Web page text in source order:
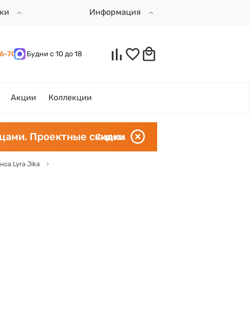
Информация
70 Будни с 10 до 18
Акции Коллекции
Проектные скидки
Скрыть
Lyra Jika